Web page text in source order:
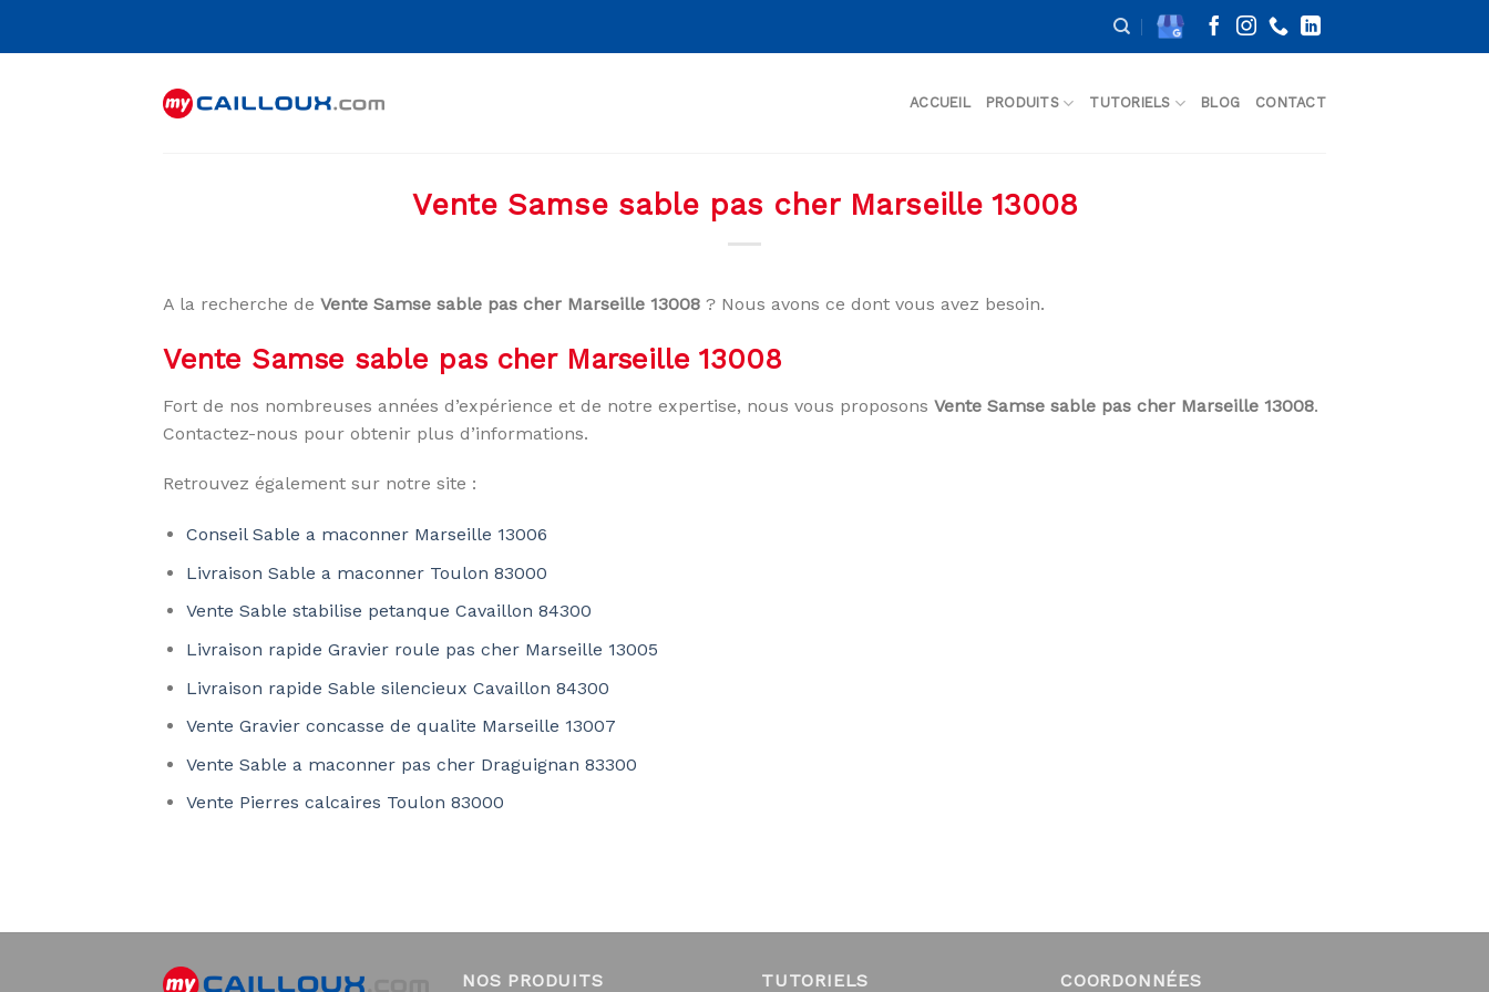
ACCUEIL PRODUITS TUTORIELS BLOG CONTACT
Vente Samse sable pas cher Marseille 13008
A la recherche de Vente Samse sable pas cher Marseille 13008 ? Nous avons ce dont vous avez besoin.
Vente Samse sable pas cher Marseille 13008
Fort de nos nombreuses années d’expérience et de notre expertise, nous vous proposons Vente Samse sable pas cher Marseille 13008.
Contactez-nous pour obtenir plus d’informations.
Retrouvez également sur notre site :
Conseil Sable a maconner Marseille 13006
Livraison Sable a maconner Toulon 83000
Vente Sable stabilise petanque Cavaillon 84300
Livraison rapide Gravier roule pas cher Marseille 13005
Livraison rapide Sable silencieux Cavaillon 84300
Vente Gravier concasse de qualite Marseille 13007
Vente Sable a maconner pas cher Draguignan 83300
Vente Pierres calcaires Toulon 83000
NOS PRODUITS TUTORIELS COORDONNÉES